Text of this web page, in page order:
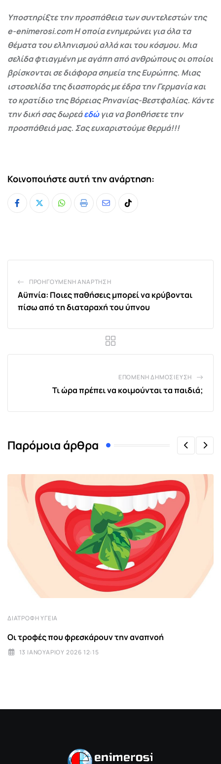
Υποστηρίξτε την προσπάθεια των συντελεστών της
e-enimerosi.com Η οποία ενημερώνει για όλα τα
θέματα του ελληνισμού αλλά και του κόσμου. Μια
σελίδα φτιαγμένη με αγάπη από ανθρώπους οι οποίοι
βρίσκονται σε διάφορα σημεία της Ευρώπης. Μιας
ιστοσελίδα της διασποράς με έδρα την Γερμανία και
το κρατίδιο της Βόρειας Ρηνανίας-Βεστφαλίας. Κάντε
την δική σας δωρεάεδώγια να βοηθήσετε την
προσπάθειά μας. Σας ευχαριστούμε θερμά!!!
Κοινοποιήστε αυτή την ανάρτηση:
Whatsapp
Print
ShareTiktok
ΠΡΟΗΓΟΎΜΕΝΗ ΑΝΆΡΤΗΣΗ
Αϋπνία: Ποιες παθήσεις μπορεί να κρύβονται
πίσω από τη διαταραχή του ύπνου
ΕΠΌΜΕΝΗ ΔΗΜΟΣΊΕΥΣΗ
Τι ώρα πρέπει να κοιμούνται τα παιδιά;
Παρόμοια άρθρα
ΔΙΑΤΡΟΦΉ ΥΓΕΊΑ
Οι τροφές που φρεσκάρουν την αναπνοή
13 ΙΑΝΟΥΑΡΊΟΥ 2026 12:15